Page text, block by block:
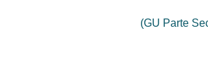
(GU Parte